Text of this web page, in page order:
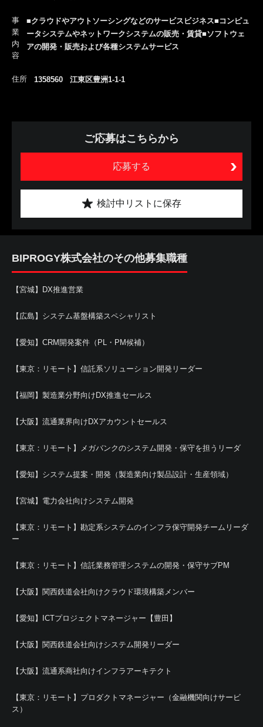
事
業
内
容
■クラウドやアウトソーシングなどのサービスビジネス■コンピュ
ータシステムやネットワークシステムの販売・賃貸■ソフトウェ
アの開発・販売および各種システムサービス
住所 1358560 江東区豊洲1-1-1
ご応募はこちらから
応募する
検討中リストに保存
BIPROGY株式会社のその他募集職種
【宮城】DX推進営業
【広島】システム基盤構築スペシャリスト
【愛知】CRM開発案件（PL・PM候補）
【東京：リモート】信託系ソリューション開発リーダー
【福岡】製造業分野向けDX推進セールス
【大阪】流通業界向けDXアカウントセールス
【東京：リモート】メガバンクのシステム開発・保守を担うリーダ
【愛知】システム提案・開発（製造業向け製品設計・生産領域）
【宮城】電力会社向けシステム開発
【東京：リモート】勘定系システムのインフラ保守開発チームリーダ
ー
【東京：リモート】信託業務管理システムの開発・保守サブPM
【大阪】関西鉄道会社向けクラウド環境構築メンバー
【愛知】ICTプロジェクトマネージャー【豊田】
【大阪】関西鉄道会社向けシステム開発リーダー
【大阪】流通系商社向けインフラアーキテクト
【東京：リモート】プロダクトマネージャー（金融機関向けサービ
ス）